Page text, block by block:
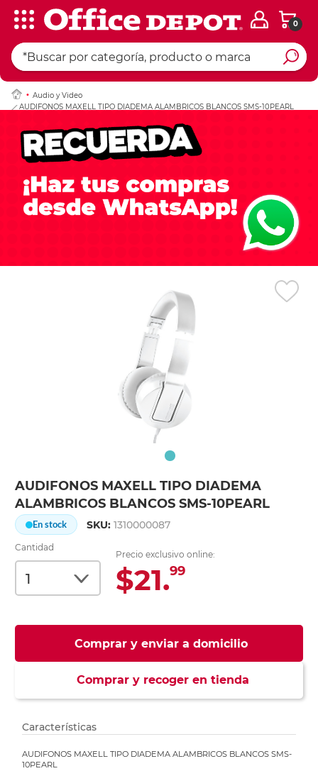
0
Audio y Video
AUDIFONOS MAXELL TIPO DIADEMA ALAMBRICOS BLANCOS SMS-10PEARL
AUDIFONOS MAXELL TIPO DIADEMA
ALAMBRICOS BLANCOS SMS-10PEARL
En stock SKU:1310000087
Cantidad
Precio exclusivo online:
$21.99
Comprar y enviar a domicilio
Comprar y recoger en tienda
Ingresar Codigo
Características
AUDIFONOS MAXELL TIPO DIADEMA ALAMBRICOS BLANCOS SMS-
10PEARL